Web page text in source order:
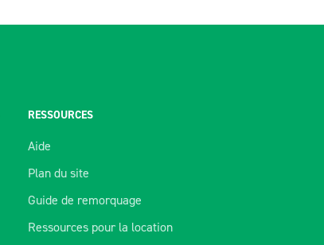
RESSOURCES
Aide
Plan du site
Guide de remorquage
Ressources pour la location